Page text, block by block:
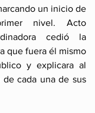
un inicio de
nivel. Acto
cedió la
que fuera él mismo
y explicara al
cada una de sus